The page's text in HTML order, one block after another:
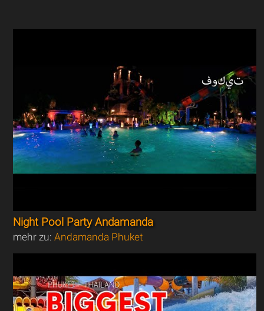
Night Pool Party Andamanda
mehr zu:Andamanda Phuket